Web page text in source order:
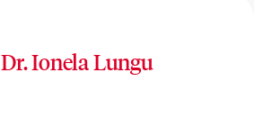
Dr. Ionela Lungu